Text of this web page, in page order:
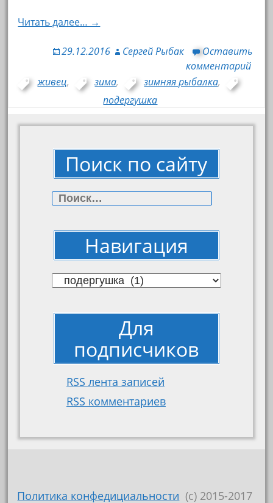
Читать далее… →
29.12.2016 Сергей Рыбак
Оставить
комментарий
живец, зима, зимняя рыбалка,
подергушка
Поиск по сайту
Найти:
Навигация
Навигация
Для
подписчиков
RSS лента записей
RSS комментариев
Политика конфедициальности (c) 2015-2017